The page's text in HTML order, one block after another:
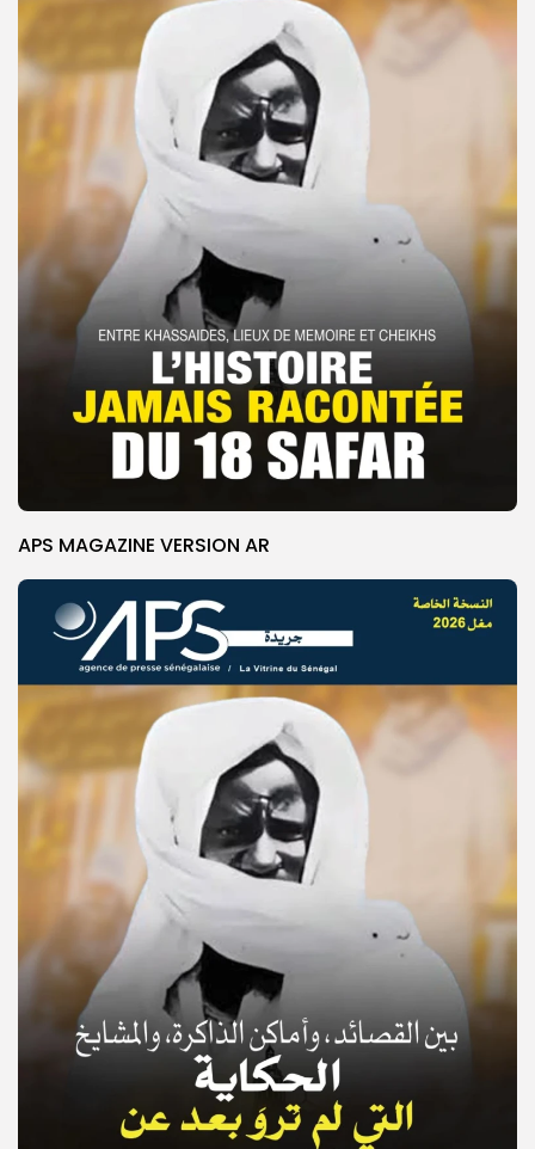
© Copyright 2025, APS
APS MAGAZINE VERSION AR